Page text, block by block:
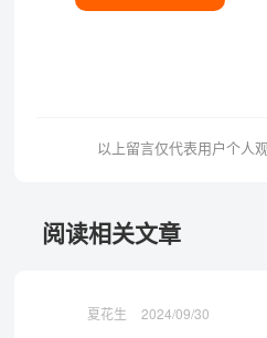
以上留言仅代表用户个人
阅读相关文章
夏花生 2024/09/30